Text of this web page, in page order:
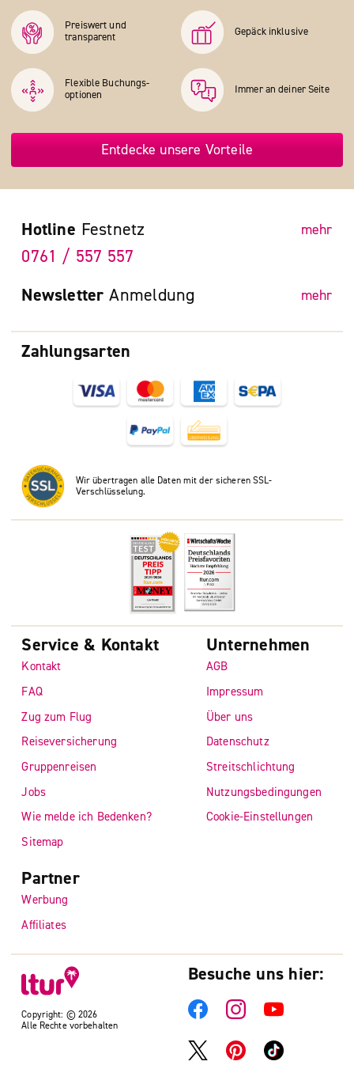
Preiswert und
transparent
Gepäck inklusive
Flexible Buchungs­
optionen
Immer an deiner Seite
Entdecke unsere Vorteile
Zahlungsarten
Wir übertragen alle Daten mit der sicheren SSL-
Verschlüsselung.
Hotline Festnetz mehr
0761 / 557 557
Newsletter Anmeldung mehr
Copyright: © 2026
Alle Rechte vorbehalten
Service & Kontakt
Kontakt
FAQ
Zug zum Flug
Reiseversicherung
Gruppenreisen
Jobs
Wie melde ich Bedenken?
Sitemap
Unternehmen
AGB
Impressum
Über uns
Datenschutz
Streitschlichtung
Nutzungsbedingungen
Cookie-Einstellungen
Partner
Werbung
Affiliates
Besuche uns hier: